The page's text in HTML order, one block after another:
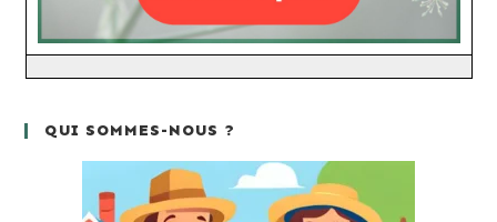
QUI SOMMES-NOUS ?